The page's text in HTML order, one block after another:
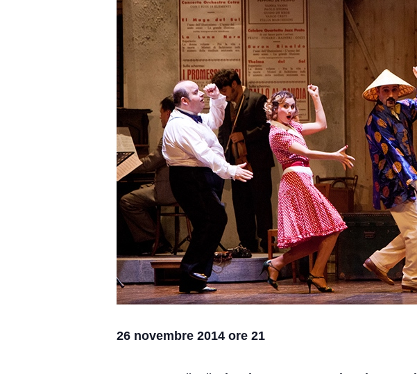
26 novembre 2014 ore 21